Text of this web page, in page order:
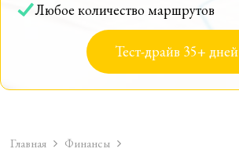
Любое количество маршрутов
Тест-драйв 35+ дней
Главная Финансы